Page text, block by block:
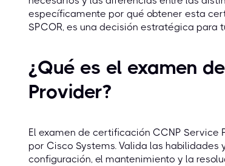
específicamente por qué obtener esta
SPCOR, es una decisión estratégica para
¿Qué es el examen
Provider?
El examen de certificación CCNP
por Cisco Systems. Valida las
configuración, el mantenimiento y la